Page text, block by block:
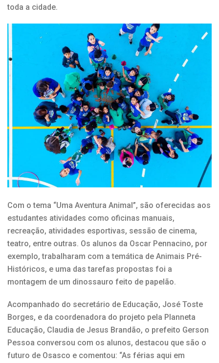
toda a cidade.
Com o tema “Uma Aventura Animal”, são oferecidas aos
estudantes atividades como oficinas manuais,
recreação, atividades esportivas, sessão de cinema,
teatro, entre outras. Os alunos da Oscar Pennacino, por
exemplo, trabalharam com a temática de Animais Pré-
Históricos, e uma das tarefas propostas foi a
montagem de um dinossauro feito de papelão.
Acompanhado do secretário de Educação, José Toste
Borges, e da coordenadora do projeto pela Planneta
Educação, Claudia de Jesus Brandão, o prefeito Gerson
Pessoa conversou com os alunos, destacou que são o
futuro de Osasco e comentou: “As férias aqui em